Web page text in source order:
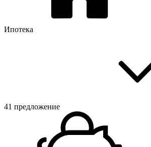
Ипотека
41 предложение